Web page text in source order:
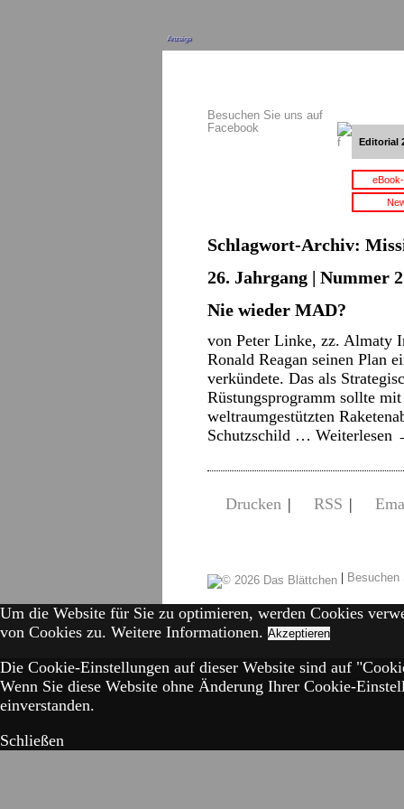
Anzeige
Besuchen Sie uns auf
Facebook
Editorial
Schlagwort-Archiv:
26. Jahrgang | Nummer
Nie wieder MAD?
von Peter Linke, zz. Almaty
Ronald Reagan seinen Plan
verkündete. Das als
Rüstungsprogramm sollte
weltraumgestützten
Schutzschild … Weiterlesen
Drucken | RSS |
|
Um die Website für Sie zu optimieren, werden Cookies
von Cookies zu. Weitere Informationen. Akzeptieren
Die Cookie-Einstellungen auf dieser Website sind auf
Wenn Sie diese Website ohne Änderung Ihrer Cookie-
einverstanden.
Schließen